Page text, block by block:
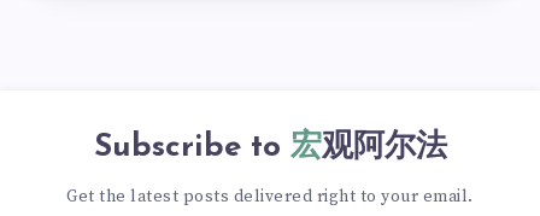
Subscribe to 宏观阿尔法
Get the latest posts delivered right to your email.